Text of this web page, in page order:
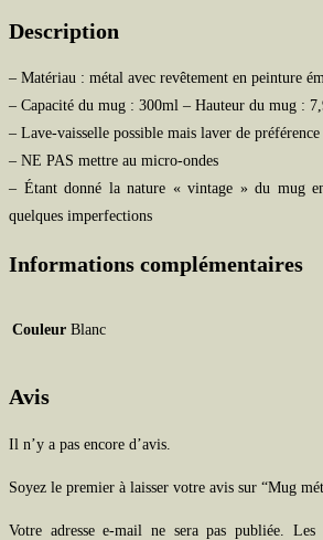
Description
– Matériau : métal avec revêtement en peinture
– Capacité du mug : 300ml – Hauteur du mug :
– Lave-vaisselle possible mais laver de
– NE PAS mettre au micro-ondes
– Étant donné la nature « vintage » du mug
quelques imperfections
Informations complémentaires
Couleur Blanc
Avis
Il n’y a pas encore d’avis.
Soyez le premier à laisser votre avis sur “Mug
Votre adresse e-mail ne sera pas publiée.
Les